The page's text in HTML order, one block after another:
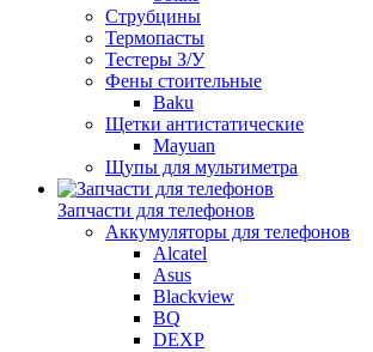
Струбцины
Термопасты
Тестеры З/У
Фены стоительные
Baku
Щетки антистатические
Mayuan
Щупы для мультиметра
Запчасти для телефонов
Аккумуляторы для телефонов
Alcatel
Asus
Blackview
BQ
DEXP